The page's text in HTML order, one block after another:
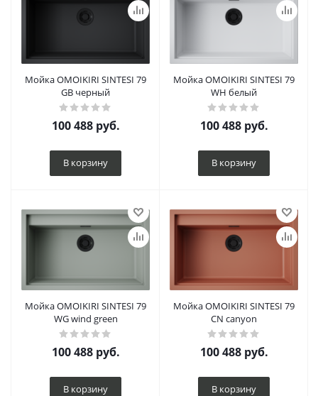
Мойка OMOIKIRI SINTESI 79
GB черный
100 488руб.
В корзину
Мойка OMOIKIRI SINTESI 79
WH белый
100 488руб.
В корзину
Мойка OMOIKIRI SINTESI 79
WG wind green
100 488руб.
В корзину
Мойка OMOIKIRI SINTESI 79
CN canyon
100 488руб.
В корзину